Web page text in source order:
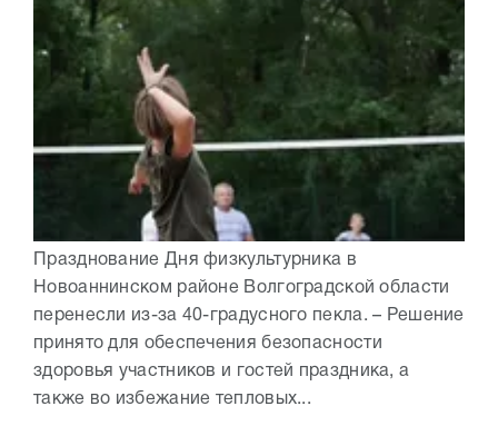
Празднование Дня физкультурника в
Новоаннинском районе Волгоградской области
перенесли из-за 40-градусного пекла. – Решение
принято для обеспечения безопасности
здоровья участников и гостей праздника, а
также во избежание тепловых...